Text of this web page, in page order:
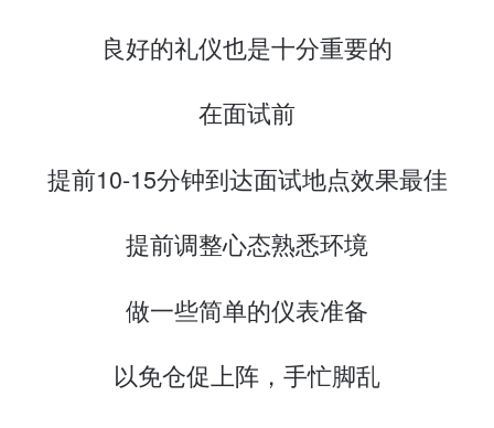
良好的礼仪也是十分重要的
在面试前
提前10-15分钟到达面试地点效果最佳
提前调整心态熟悉环境
做一些简单的仪表准备
以免仓促上阵，手忙脚乱